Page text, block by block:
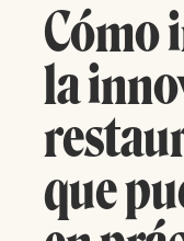
Cómo
la
que